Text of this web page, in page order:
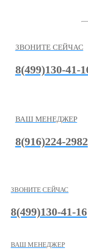
ЗВОНИТЕ СЕЙЧАС
8(499)130-41-
ВАШ МЕНЕДЖЕР
8(916)224-2982
ЗВОНИТЕ СЕЙЧАС
8(499)130-41-16
ВАШ МЕНЕДЖЕР